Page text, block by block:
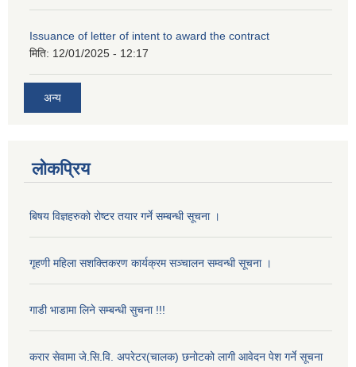
Issuance of letter of intent to award the contract
मिति: 12/01/2025 - 12:17
अन्य
लोकप्रिय
बिषय विज्ञहरुको रोष्टर तयार गर्ने सम्बन्धी सूचना ।
गृहणी महिला सशक्तिकरण कार्यक्रम सञ्चालन सम्वन्धी सूचना ।
गाडी भाडामा लिने सम्बन्धी सुचना !!!
करार सेवामा जे.सि.वि. अपरेटर(चालक) छनोटको लागी आवेदन पेश गर्ने सूचना